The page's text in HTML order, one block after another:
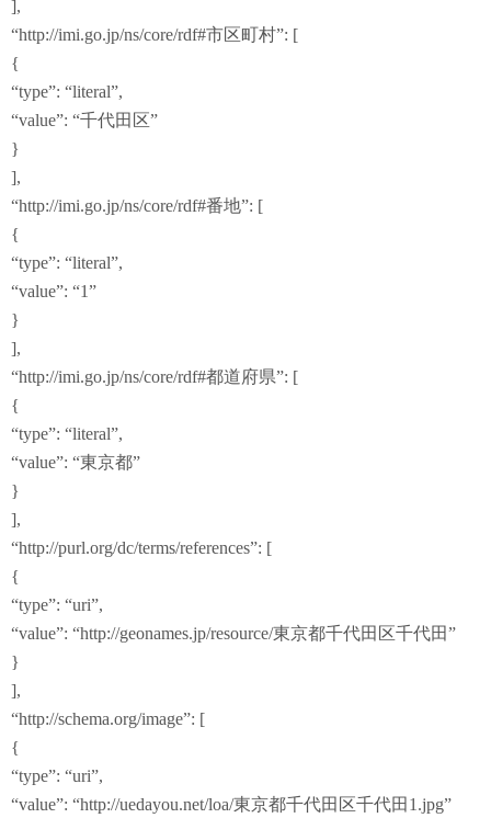
],
“http://imi.go.jp/ns/core/rdf#市区町村”: [
{
“type”: “literal”,
“value”: “千代田区”
}
],
“http://imi.go.jp/ns/core/rdf#番地”: [
{
“type”: “literal”,
“value”: “1”
}
],
“http://imi.go.jp/ns/core/rdf#都道府県”: [
{
“type”: “literal”,
“value”: “東京都”
}
],
“http://purl.org/dc/terms/references”: [
{
“type”: “uri”,
“value”: “http://geonames.jp/resource/東京都千代田区千代田”
}
],
“http://schema.org/image”: [
{
“type”: “uri”,
“value”: “http://uedayou.net/loa/東京都千代田区千代田1.jpg”